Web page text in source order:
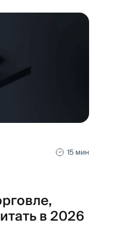
15 мин
в 2026